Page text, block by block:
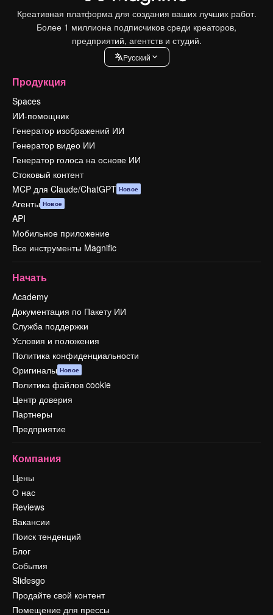
Креативная платформа для создания ваших лучших работ.
Более 1 миллиона подписчиков среди креаторов,
предприятий, агентств и студий.
Pусский
Продукция
Spaces
ИИ-помощник
Генератор изображений ИИ
Генератор видео ИИ
Генератор голоса на основе ИИ
Стоковый контент
MCP для Claude/ChatGPT Новое
Агенты Новое
API
Мобильное приложение
Все инструменты Magnific
Начать
Academy
Документация по Пакету ИИ
Служба поддержки
Условия и положения
Политика конфиденциальности
Оригиналы Новое
Политика файлов cookie
Центр доверия
Партнеры
Предприятие
Компания
Цены
О нас
Reviews
Вакансии
Поиск тенденций
Блог
События
Slidesgo
Продайте свой контент
Помещение для прессы